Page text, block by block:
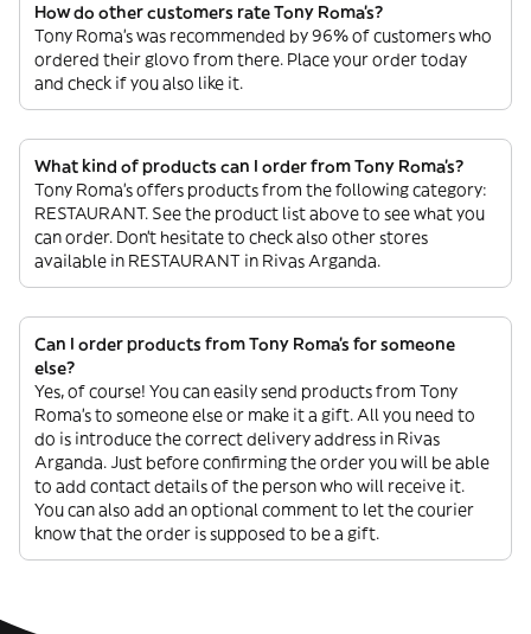
How do other customers rate Tony Roma's?
Tony Roma's was recommended by 96% of customers who
ordered their glovo from there. Place your order today
and check if you also like it.
What kind of products can I order from Tony Roma's?
Tony Roma's offers products from the following category:
RESTAURANT. See the product list above to see what you
can order. Don’t hesitate to check also other stores
available in RESTAURANT in Rivas Arganda.
Can I order products from Tony Roma's for someone
else?
Yes, of course! You can easily send products from Tony
Roma's to someone else or make it a gift. All you need to
do is introduce the correct delivery address in Rivas
Arganda. Just before confirming the order you will be able
to add contact details of the person who will receive it.
You can also add an optional comment to let the courier
know that the order is supposed to be a gift.